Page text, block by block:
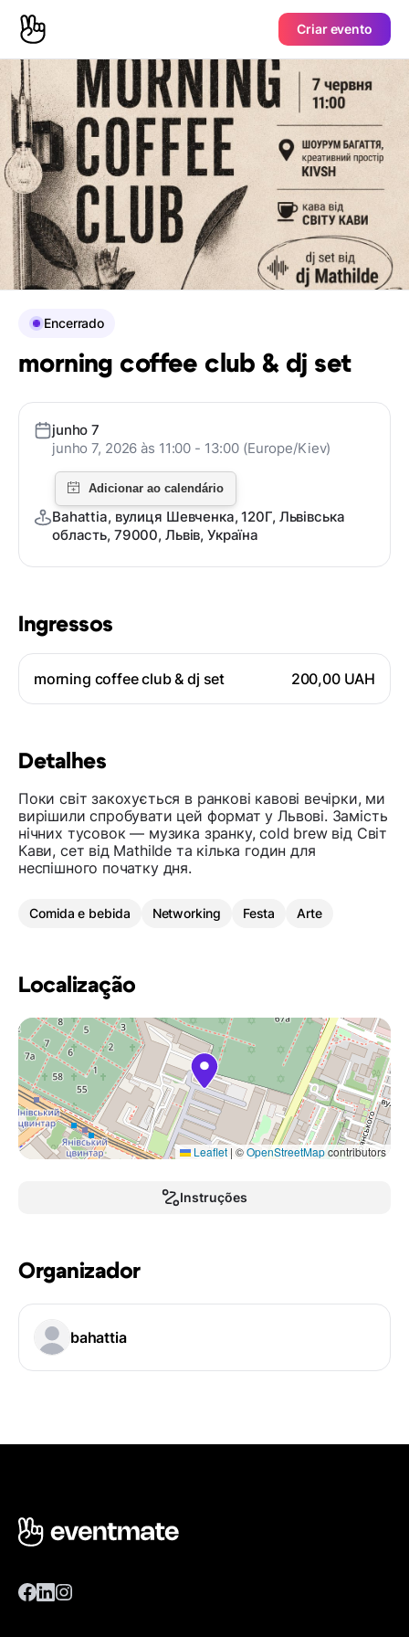
Criar evento
Ingressos
morning coffee club & dj set 200,00 UAH
Detalhes
Поки світ закохується в ранкові кавові вечірки, ми
вирішили спробувати цей формат у Львові. Замість
нічних тусовок — музика зранку, cold brew від Світ
Кави, сет від Mathilde та кілька годин для
неспішного початку дня.
Comida e bebida Networking Festa Arte
Localização
Leaflet | ©OpenStreetMapcontributors
Instruções
Organizador
bahattia
Encerrado
morning coffee club & dj set
junho 7
junho 7, 2026 às 11:00 - 13:00 (Europe/Kiev)
Bahattia, вулиця Шевченка, 120Г, Львівська
область, 79000, Львів, Україна